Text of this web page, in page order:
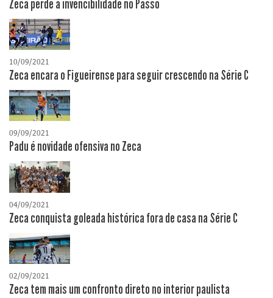
Zeca perde a invencibilidade no Passo
10/09/2021
Zeca encara o Figueirense para seguir crescendo na Série C
09/09/2021
Padu é novidade ofensiva no Zeca
04/09/2021
Zeca conquista goleada histórica fora de casa na Série C
02/09/2021
Zeca tem mais um confronto direto no interior paulista